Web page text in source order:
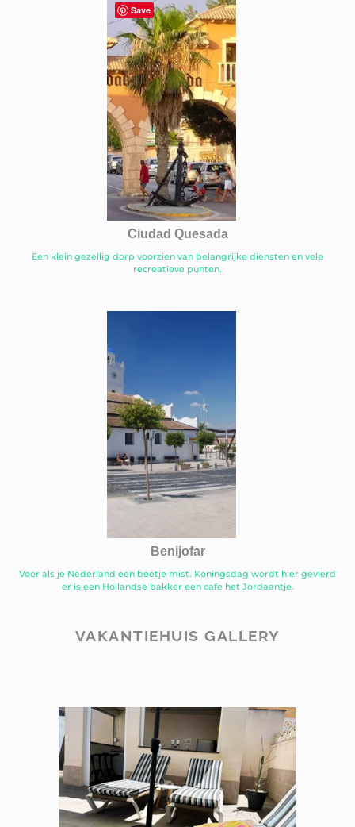
Ciudad Quesada
Een klein gezellig dorp voorzien van belangrijke diensten en vele
recreatieve punten.
Benijofar
Voor als je Nederland een beetje mist. Koningsdag wordt hier gevierd
er is een Hollandse bakker een cafe het Jordaantje.
VAKANTIEHUIS GALLERY
Save